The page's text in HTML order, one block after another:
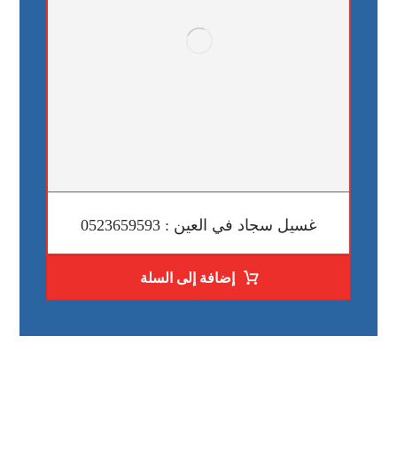
غسيل سجاد في العين : 0523659593
إضافة إلى السلة